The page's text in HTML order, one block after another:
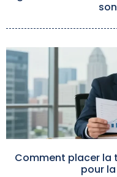
Comment placer la
pour